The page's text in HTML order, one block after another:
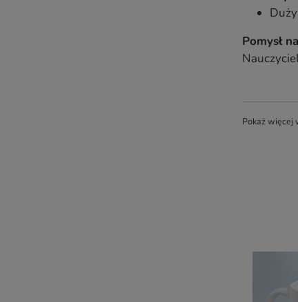
Pomysł
Pokaż więcej